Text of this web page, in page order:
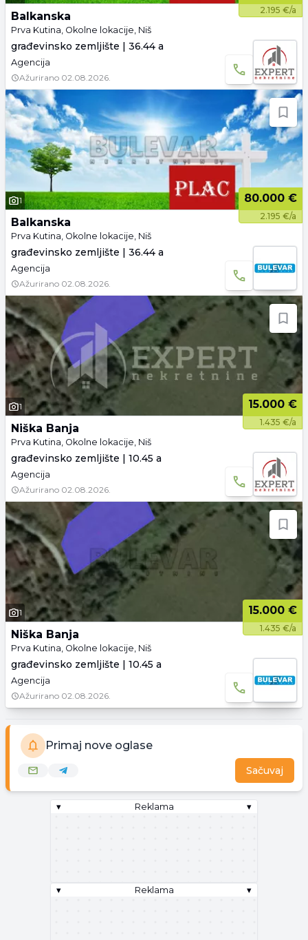
2.195 €/a
Balkanska
Prva Kutina, Okolne lokacije, Niš
građevinsko zemljište | 36.44 a
Agencija
Ažurirano 02.08.2026.
1 80.000 €
2.195 €/a
Balkanska
Prva Kutina, Okolne lokacije, Niš
građevinsko zemljište | 36.44 a
Agencija
Ažurirano 02.08.2026.
1 15.000 €
1.435 €/a
Niška Banja
Prva Kutina, Okolne lokacije, Niš
građevinsko zemljište | 10.45 a
Agencija
Ažurirano 02.08.2026.
1 15.000 €
1.435 €/a
Niška Banja
Prva Kutina, Okolne lokacije, Niš
građevinsko zemljište | 10.45 a
Agencija
Ažurirano 02.08.2026.
Primaj nove oglase
Sačuvaj
▾ Reklama ▾
▾ Reklama ▾